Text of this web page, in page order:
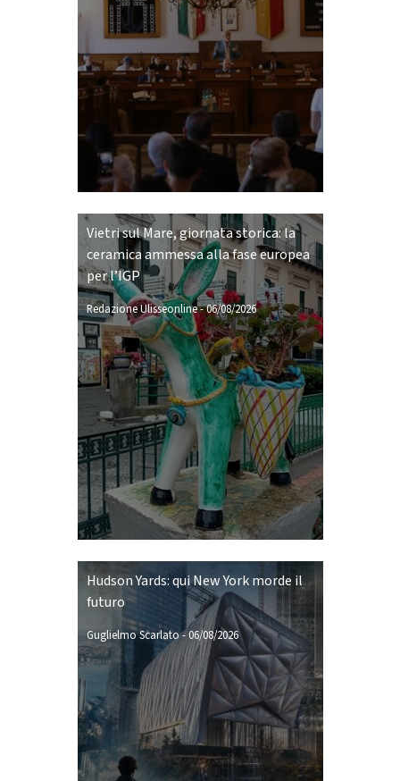
Vietri sul Mare, giornata storica: la
ceramica ammessa alla fase europea
per l’IGP
Redazione Ulisseonline-06/08/2026
Hudson Yards: qui New York morde il
futuro
Guglielmo Scarlato-06/08/2026